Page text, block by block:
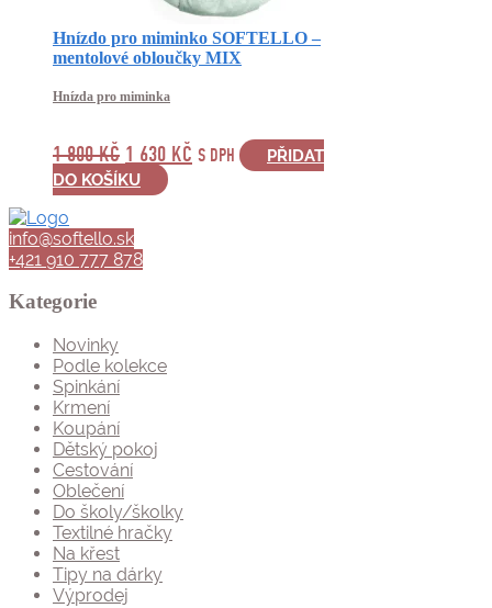
Hnízdo pro miminko SOFTELLO –
mentolové obloučky MIX
Hnízda pro miminka
1 800KČ PŮVODNÍ
CENA
1
800 KČ.
1 630 KČ AKTUÁLNÍ
S DPH
PŘIDAT
DO KOŠÍKU
info@softello.sk
+421 910 777 878
Kategorie
Novinky
Podle kolekce
Spinkání
Krmení
Koupání
Dětský pokoj
Cestování
Oblečení
Do školy/školky
Textilné hračky
Na křest
Tipy na dárky
Výprodej